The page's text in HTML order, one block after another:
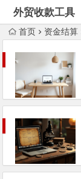
外贸收款工具
首页 资金结算